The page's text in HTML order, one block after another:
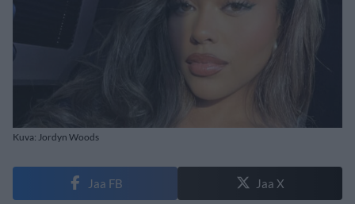
Kuva: Jordyn Woods
Jaa FB Jaa X